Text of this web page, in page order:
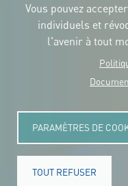
Vous pouvez
individuels et
l'avenir à tout
PARAMÈTRES DE
TOUT REFUSER